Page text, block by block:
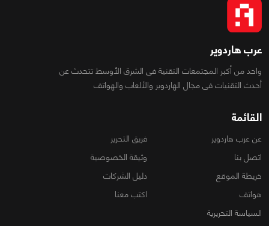
عرب هاردوير
واحد من أكبر المجتمعات التقنية فى الشرق الأوسط تتحدث عن
أحدث التقنيات فى مجال الهاردوير والألعاب والهواتف
القائمة
عن عرب هاردوير
فريق التحرير
اتصل بنا
وثيقة الخصوصية
خريطة الموقع
دليل الشركات
هواتف
اكتب معنا
السياسة التحريرية